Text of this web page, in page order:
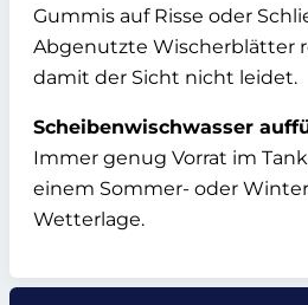
Gummis auf Risse oder
Abgenutzte Wischerblätter
damit der Sicht nicht leidet.
Scheibenwischwasser
Immer genug Vorrat im
einem Sommer- oder
Wetterlage.